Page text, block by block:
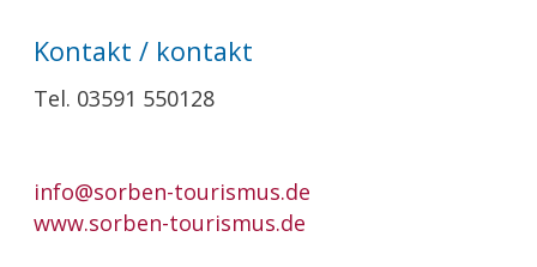
Kontakt / kontakt
Tel. 03591 550128
info@sorben-tourismus.de
www.sorben-tourismus.de